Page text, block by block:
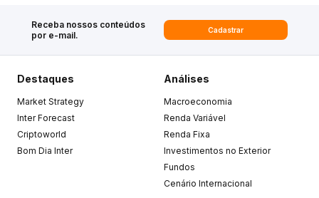
Receba nossos conteúdos
por e-mail.
Cadastrar
Destaques
Market Strategy
Inter Forecast
Criptoworld
Bom Dia Inter
Análises
Macroeconomia
Renda Variável
Renda Fixa
Investimentos no Exterior
Fundos
Cenário Internacional